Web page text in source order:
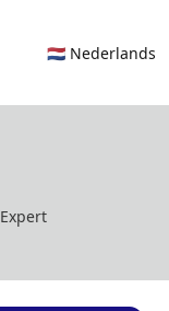
🇳🇱 Nederlands
Expert